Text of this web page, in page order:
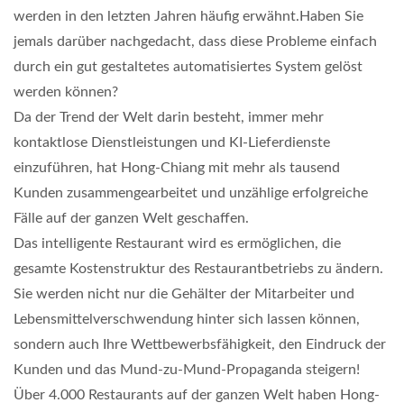
werden in den letzten Jahren häufig erwähnt.Haben Sie
jemals darüber nachgedacht, dass diese Probleme einfach
durch ein gut gestaltetes automatisiertes System gelöst
werden können?
Da der Trend der Welt darin besteht, immer mehr
kontaktlose Dienstleistungen und KI-Lieferdienste
einzuführen, hat Hong-Chiang mit mehr als tausend
Kunden zusammengearbeitet und unzählige erfolgreiche
Fälle auf der ganzen Welt geschaffen.
Das intelligente Restaurant wird es ermöglichen, die
gesamte Kostenstruktur des Restaurantbetriebs zu ändern.
Sie werden nicht nur die Gehälter der Mitarbeiter und
Lebensmittelverschwendung hinter sich lassen können,
sondern auch Ihre Wettbewerbsfähigkeit, den Eindruck der
Kunden und das Mund-zu-Mund-Propaganda steigern!
Über 4.000 Restaurants auf der ganzen Welt haben Hong-